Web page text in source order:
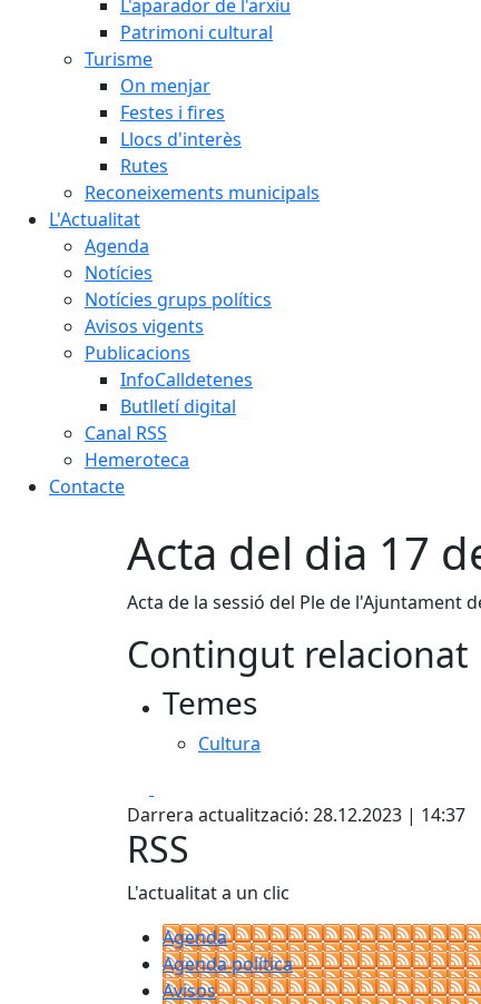
L'aparador de l'arxiu
Patrimoni cultural
Turisme
On menjar
Festes i fires
Llocs d'interès
Rutes
Reconeixements municipals
L'Actualitat
Agenda
Notícies
Notícies grups polítics
Avisos vigents
Publicacions
InfoCalldetenes
Butlletí digital
Canal RSS
Hemeroteca
Contacte
Acta del dia 17
Acta de la sessió del Ple de l'Ajuntament
Contingut relacionat
Temes
Cultura
Darrera actualització: 28.12.2023 | 14:37
RSS
L'actualitat a un clic
Agenda
Agenda política
Avisos